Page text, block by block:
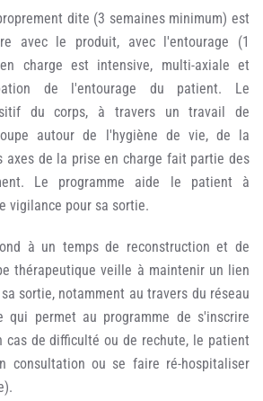
dite (3 semaines minimum) est
avec le produit, avec l'entourage (1
charge est intensive, multi-axiale et
de l'entourage du patient. Le
du corps, à travers un travail de
autour de l'hygiène de vie, de la
axes de la prise en charge fait partie des
Le programme aide le patient à
vigilance pour sa sortie.
à un temps de reconstruction et de
thérapeutique veille à maintenir un lien
sortie, notamment au travers du réseau
qui permet au programme de s'inscrire
cas de difficulté ou de rechute, le patient
consultation ou se faire ré-hospitaliser